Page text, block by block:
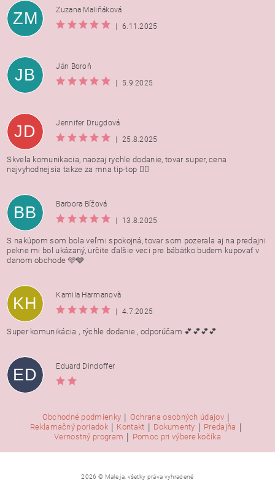
ZM
Zuzana Maliňáková
|
6.11.2025
JB
Ján Boroň
|
5.9.2025
JD
Jennifer Drugdová
|
25.8.2025
Skvela komunikacia, naozaj rychle dodanie, tovar super, cena
najvyhodnejsia takze za mna tip-top 👍🏻
BB
Barbora Bížová
|
13.8.2025
S nakúpom som bola veľmi spokojná, tovar som pozerala aj na predajni
pekne mi bol ukázaný, určite ďalšie veci pre bábätko budem kupovať v
danom obchode 🩵🩶
KH
Kamila Harmanovà
|
4.7.2025
Super komunikácia , rýchle dodanie , odporúčam 💕💕💕💕
ED Eduard Dindoffer
Obchodné podmienky | Ochrana osobných údajov |
Reklamačný poriadok | Kontakt | Dokumenty | Predajňa |
Vernostný program | Pomoc pri výbere kočíka
2026 © Male ja, všetky práva vyhradené